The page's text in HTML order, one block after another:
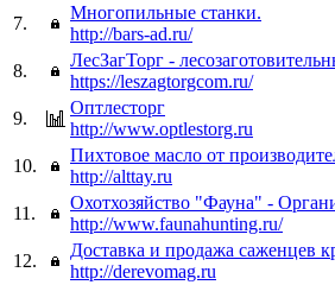
7.
Многопильные станки.
http://bars-ad.ru/
8.
ЛесЗагТорг -
https://leszagtorgcom.ru/
9.
Оптлесторг
http://www.optlestorg.ru
10.
Пихтовое масло от
http://alttay.ru
11.
Охотхозяйство "Фауна" -
http://www.faunahunting.ru/
12.
Доставка и продажа саженцев
http://derevomag.ru